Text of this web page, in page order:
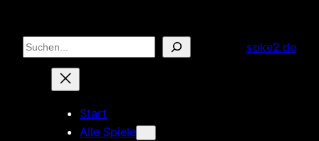
Inhalt
springen
Suchen soke2.de
Start
Alle Spiele